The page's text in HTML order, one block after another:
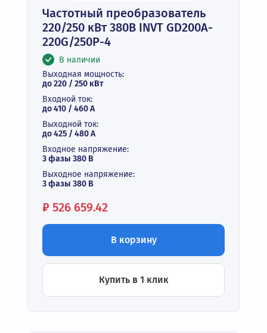
Частотный преобразователь
220/250 кВт 380В INVT GD200A-
220G/250P-4
В наличии
Выходная мощность:
до 220 / 250 кВт
Входной ток:
до 410 / 460 А
Выходной ток:
до 425 / 480 А
Входное напряжение:
3 фазы 380 В
Выходное напряжение:
3 фазы 380 В
Цена:
₽ 526 659.42
В корзину
Купить в 1 клик